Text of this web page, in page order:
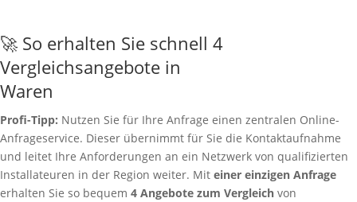
🚀 So erhalten Sie schnell 4
Vergleichsangebote in
Waren
Profi-Tipp: Nutzen Sie für Ihre Anfrage einen zentralen Online-
Anfrageservice. Dieser übernimmt für Sie die Kontaktaufnahme
und leitet Ihre Anforderungen an ein Netzwerk von qualifizierten
Installateuren in der Region weiter. Mit einer einzigen Anfrage
erhalten Sie so bequem 4 Angebote zum Vergleich von